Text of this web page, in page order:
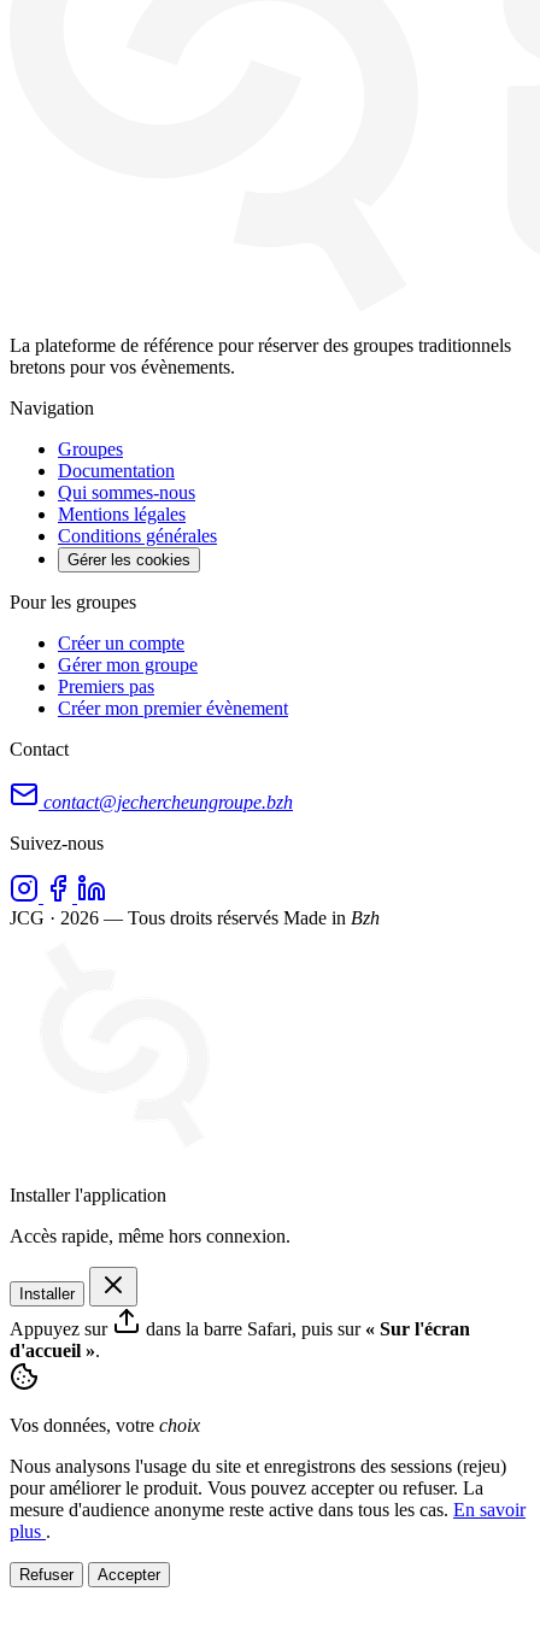
La plateforme de référence pour réserver des groupes traditionnels
bretons pour vos évènements.
Navigation
Groupes
Documentation
Qui sommes-nous
Mentions légales
Conditions générales
Gérer les cookies
Pour les groupes
Créer un compte
Gérer mon groupe
Premiers pas
Créer mon premier évènement
Contact
contact@jechercheungroupe.bzh
Suivez-nous
JCG · 2026 — Tous droits réservés Made in Bzh
Installer l'application
Accès rapide, même hors connexion.
Installer
Appuyez sur dans la barre Safari, puis sur « Sur l'écran
d'accueil ».
Vos données, votre choix
Nous analysons l'usage du site et enregistrons des sessions (rejeu)
pour améliorer le produit. Vous pouvez accepter ou refuser. La
mesure d'audience anonyme reste active dans tous les cas. En savoir
plus .
Refuser Accepter